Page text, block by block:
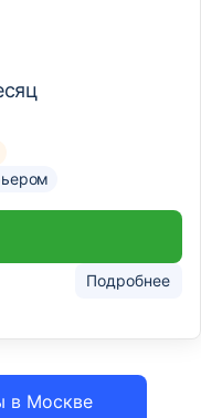
в Москве
Подробнее